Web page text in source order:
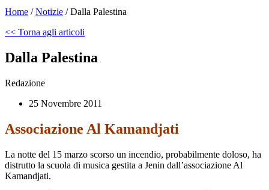
Home /Notizie /Dalla Palestina
<< Torna agli articoli
Dalla Palestina
Redazione
25 Novembre 2011
Associazione Al Kamandjati
La notte del 15 marzo scorso un incendio, probabilmente doloso, ha
distrutto la scuola di musica gestita a Jenin dall’associazione Al
Kamandjati.